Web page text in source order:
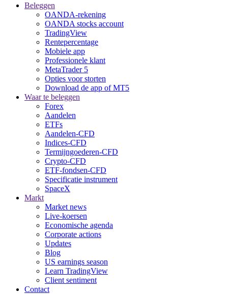
Beleggen
OANDA-rekening
OANDA stocks account
TradingView
Rentepercentage
Mobiele app
Professionele klant
MetaTrader 5
Opties voor storten
Download de app of MT5
Waar te beleggen
Forex
Aandelen
ETFs
Aandelen-CFD
Indices-CFD
Termijngoederen-CFD
Crypto-CFD
ETF-fondsen-CFD
Specificatie instrument
SpaceX
Markt
Market news
Live-koersen
Economische agenda
Corporate actions
Updates
Blog
US earnings season
Learn TradingView
Client sentiment
Contact